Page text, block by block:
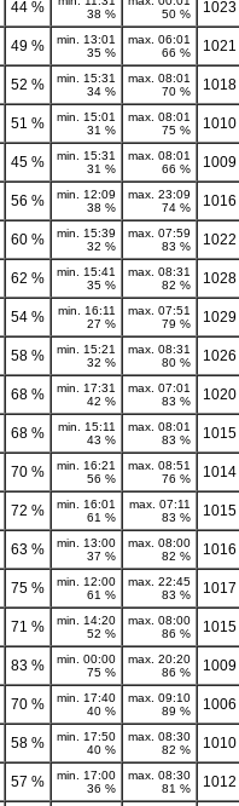
44 %
38 %
50 %
49 %
min. 13:01
35 %
max. 06:01
66 %
52 %
min. 15:31
34 %
max. 08:01
70 %
51 %
min. 15:01
31 %
max. 08:01
75 %
45 %
min. 15:31
31 %
max. 08:01
66 %
56 %
min. 12:09
38 %
max. 23:09
74 %
60 %
min. 15:39
32 %
max. 07:59
83 %
62 %
min. 15:41
35 %
max. 08:31
82 %
54 %
min. 16:11
27 %
max. 07:51
79 %
58 %
min. 15:21
32 %
max. 08:31
80 %
68 %
min. 17:31
42 %
max. 07:01
83 %
68 %
min. 15:11
43 %
max. 08:01
83 %
70 %
min. 16:21
56 %
max. 08:51
76 %
72 %
min. 16:01
61 %
max. 07:11
83 %
63 %
min. 13:00
37 %
max. 08:00
82 %
75 %
min. 12:00
61 %
max. 22:45
83 %
71 %
min. 14:20
52 %
max. 08:00
86 %
83 %
min. 00:00
75 %
max. 20:20
86 %
70 %
min. 17:40
40 %
max. 09:10
89 %
58 %
min. 17:50
40 %
max. 08:30
82 %
57 %
min. 17:00
36 %
max. 08:30
81 %